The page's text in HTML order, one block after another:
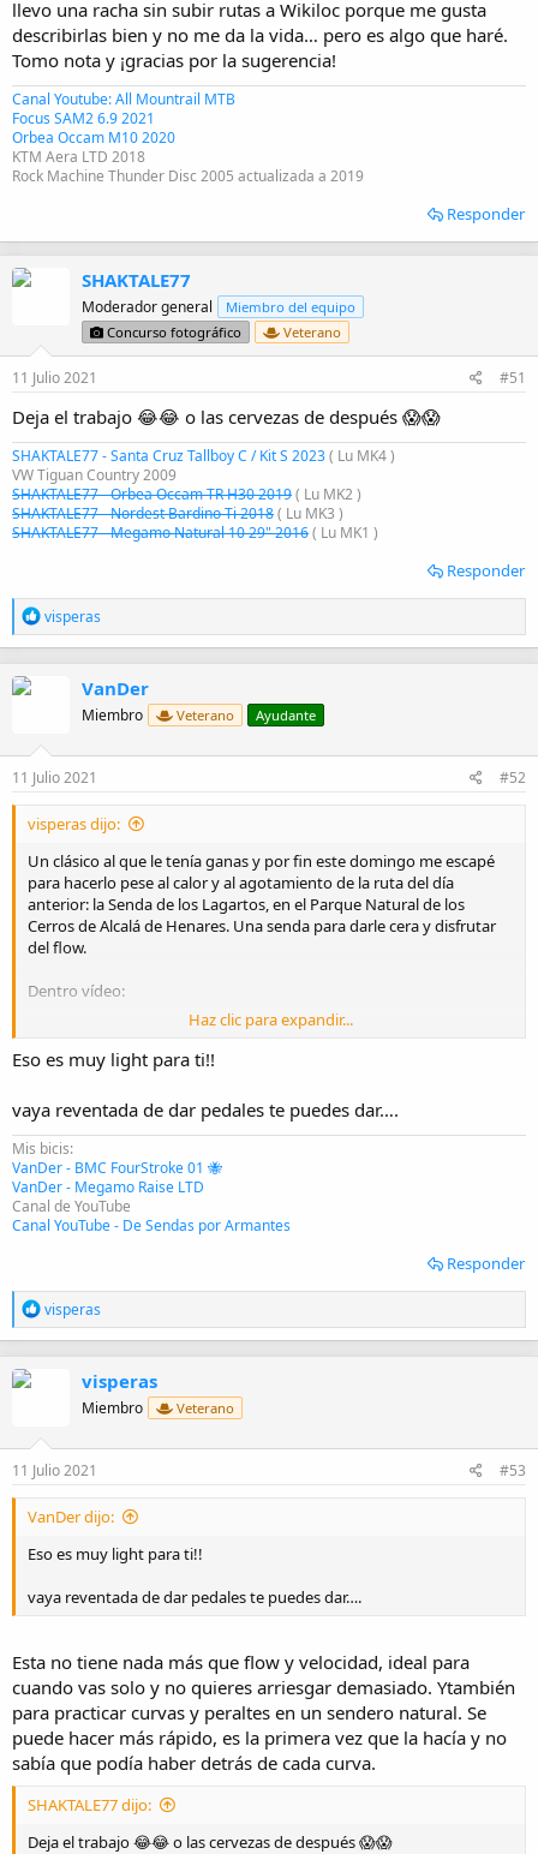
llevo una racha sin subir rutas a Wikiloc porque me gusta
describirlas bien y no me da la vida… pero es algo que haré.
Tomo nota y ¡gracias por la sugerencia!
Canal Youtube: All Mountrail MTB
Focus SAM2 6.9 2021
Orbea Occam M10 2020
KTM Aera LTD 2018
Rock Machine Thunder Disc 2005 actualizada a 2019
Responder
SHAKTALE77
Moderador general
Miembro del equipo
Concurso fotográfico
Veterano
11 Julio 2021 #51
Deja el trabajo 😂😂 o las cervezas de después 😱😱
SHAKTALE77 - Santa Cruz Tallboy C / Kit S 2023( Lu MK4 )
VW Tiguan Country 2009
SHAKTALE77 - Orbea Occam TR H30 2019( Lu MK2 )
SHAKTALE77 - Nordest Bardino Ti 2018( Lu MK3 )
SHAKTALE77 - Megamo Natural 10 29" 2016( Lu MK1 )
Responder
R
e
a
n
e
s
visperas
VanDer
Miembro Veterano Ayudante
11 Julio 2021 #52
visperas dijo:
Un clásico al que le tenía ganas y por fin este domingo me escapé
para hacerlo pese al calor y al agotamiento de la ruta del día
anterior: la Senda de los Lagartos, en el Parque Natural de los
Cerros de Alcalá de Henares. Una senda para darle cera y disfrutar
del flow.
Dentro vídeo:
Haz clic para expandir...
Eso es muy light para ti!!
vaya reventada de dar pedales te puedes dar….
Mis bicis:
VanDer - BMC FourStroke 01 🐝
VanDer - Megamo Raise LTD
Canal de YouTube
Canal YouTube - De Sendas por Armantes
Responder
R
e
a
n
e
s
visperas
visperas
Miembro Veterano
11 Julio 2021 #53
VanDer dijo:
Eso es muy light para ti!!
vaya reventada de dar pedales te puedes dar….
Esta no tiene nada más que flow y velocidad, ideal para
cuando vas solo y no quieres arriesgar demasiado. Ytambién
para practicar curvas y peraltes en un sendero natural. Se
puede hacer más rápido, es la primera vez que la hacía y no
sabía que podía haber detrás de cada curva.
SHAKTALE77 dijo:
Deja el trabajo 😂😂 o las cervezas de después 😱😱